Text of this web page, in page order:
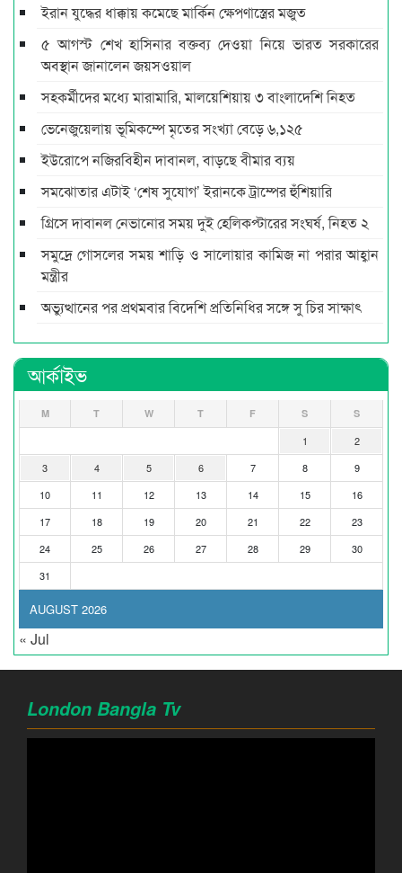
ইরান যুদ্ধের ধাক্কায় কমেছে মার্কিন ক্ষেপণাস্ত্রের মজুত
৫ আগস্ট শেখ হাসিনার বক্তব্য দেওয়া নিয়ে ভারত সরকারের
অবস্থান জানালেন জয়সওয়াল
সহকর্মীদের মধ্যে মারামারি, মালয়েশিয়ায় ৩ বাংলাদেশি নিহত
ভেনেজুয়েলায় ভূমিকম্পে মৃতের সংখ্যা বেড়ে ৬,১২৫
ইউরোপে নজিরবিহীন দাবানল, বাড়ছে বীমার ব্যয়
সমঝোতার এটাই ‘শেষ সুযোগ’ ইরানকে ট্রাম্পের হুঁশিয়ারি
গ্রিসে দাবানল নেভানোর সময় দুই হেলিকপ্টারের সংঘর্ষ, নিহত ২
সমুদ্রে গোসলের সময় শাড়ি ও সালোয়ার কামিজ না পরার আহ্বান
মন্ত্রীর
অভ্যুত্থানের পর প্রথমবার বিদেশি প্রতিনিধির সঙ্গে সু চির সাক্ষাৎ
আর্কাইভ
AUGUST 2026
M T W T F S S
1
2
3
4 5 6 7 8
9
10
11 12 13 14 15
16
17
18 19 20 21 22
23
24
25 26 27 28 29
30
31
« Jul
London Bangla Tv